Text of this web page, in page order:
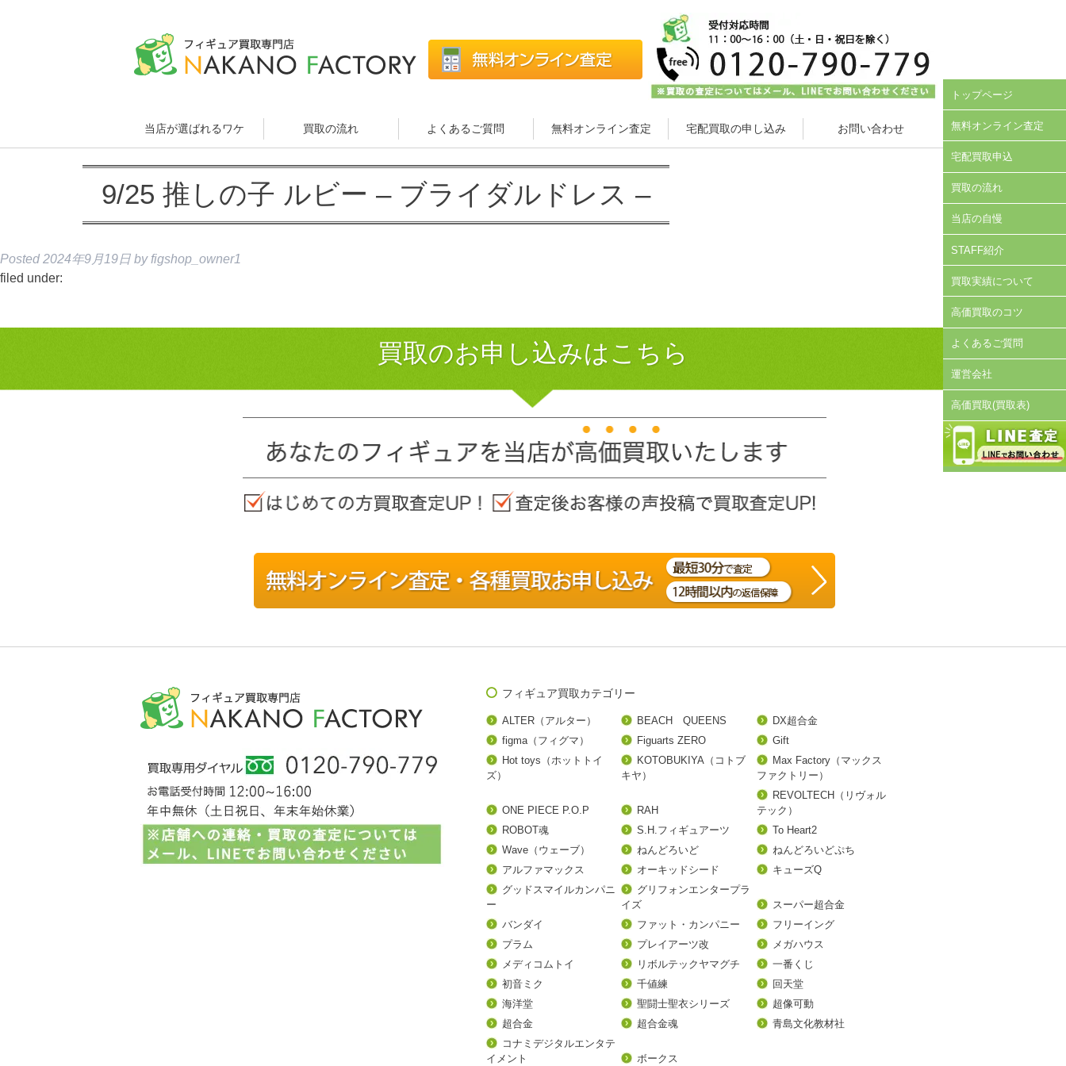
当店が選ばれるワケ 買取の流れ よくあるご質問 無料オンライン査定 宅配買取の申し込み お問い合わせ
9/25 推しの子 ルビー – ブライダルドレス –
Posted 2024年9月19日 by figshop_owner1
filed under:
トップページ
無料オンライン査定
宅配買取申込
買取の流れ
当店の自慢
STAFF紹介
買取実績について
高価買取のコツ
よくあるご質問
運営会社
高価買取(買取表)
買取のお申し込みはこちら
フィギュア買取カテゴリー
ALTER（アルター） BEACH QUEENS
DX超合金
figma（フィグマ）
Figuarts ZERO
Gift
Hot toys（ホットトイ
ズ）
KOTOBUKIYA（コトブ
キヤ）
Max Factory（マックス
ファクトリー）
ONE PIECE P.O.P RAH
REVOLTECH（リヴォル
テック）
ROBOT魂
S.H.フィギュアーツ
To Heart2
Wave（ウェーブ）
ねんどろいど
ねんどろいどぷち
アルファマックス
オーキッドシード
キューズQ
グッドスマイルカンパニ
ー
グリフォンエンタープラ
イズ
スーパー超合金
バンダイ
ファット・カンパニー
フリーイング
プラム
プレイアーツ改
メガハウス
メディコムトイ
リボルテックヤマグチ
一番くじ
初音ミク
千値練
回天堂
海洋堂
聖闘士聖衣シリーズ
超像可動
超合金
超合金魂
青島文化教材社
コナミデジタルエンタテ
イメント
ボークス